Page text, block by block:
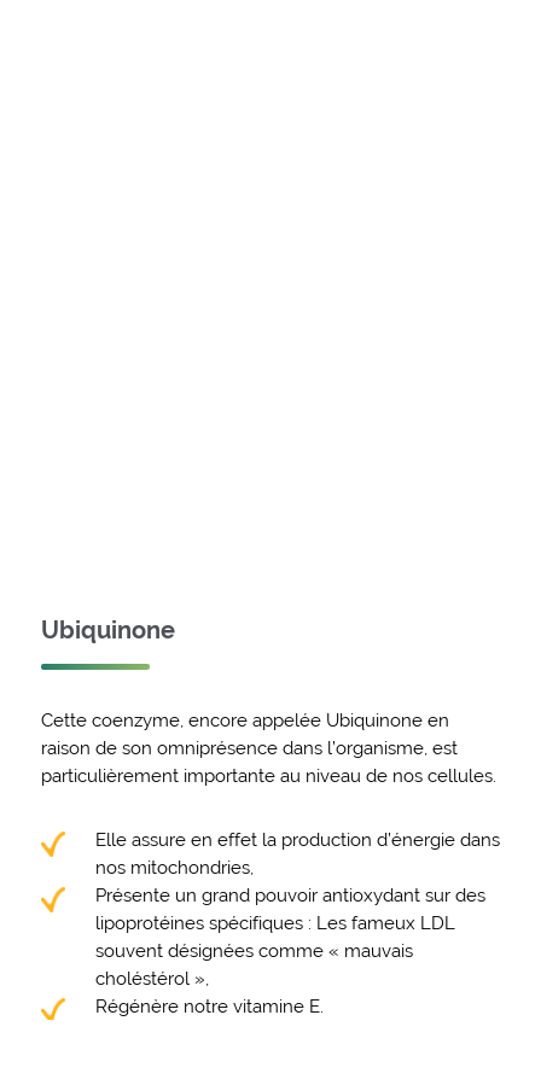
Ubiquinone
Cette coenzyme, encore appelée Ubiquinone en
raison de son omniprésence dans l’organisme, est
particulièrement importante au niveau de nos cellules.
Elle assure en effet la production d’énergie dans
nos mitochondries,
Présente un grand pouvoir antioxydant sur des
lipoprotéines spécifiques : Les fameux LDL
souvent désignées comme « mauvais
choléstérol »,
Régénère notre vitamine E.